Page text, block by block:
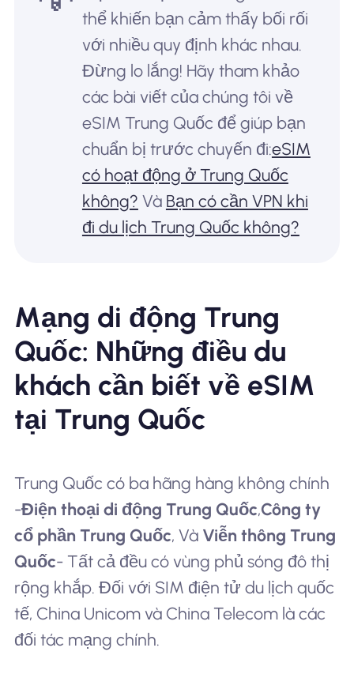
thể khiến bạn cảm thấy bối rối
với nhiều quy định khác nhau.
Đừng lo lắng! Hãy tham khảo
các bài viết của chúng tôi về
eSIM Trung Quốc để giúp bạn
chuẩn bị trước chuyến đi:eSIM
có hoạt động ở Trung Quốc
không? Và Bạn có cần VPN khi
đi du lịch Trung Quốc không?
Mạng di động Trung
Quốc: Những điều du
khách cần biết về eSIM
tại Trung Quốc
Trung Quốc có ba hãng hàng không chính
-Điện thoại di động Trung Quốc,Công ty
cổ phần Trung Quốc, Và Viễn thông Trung
Quốc- Tất cả đều có vùng phủ sóng đô thị
rộng khắp. Đối với SIM điện tử du lịch quốc
tế, China Unicom và China Telecom là các
đối tác mạng chính.